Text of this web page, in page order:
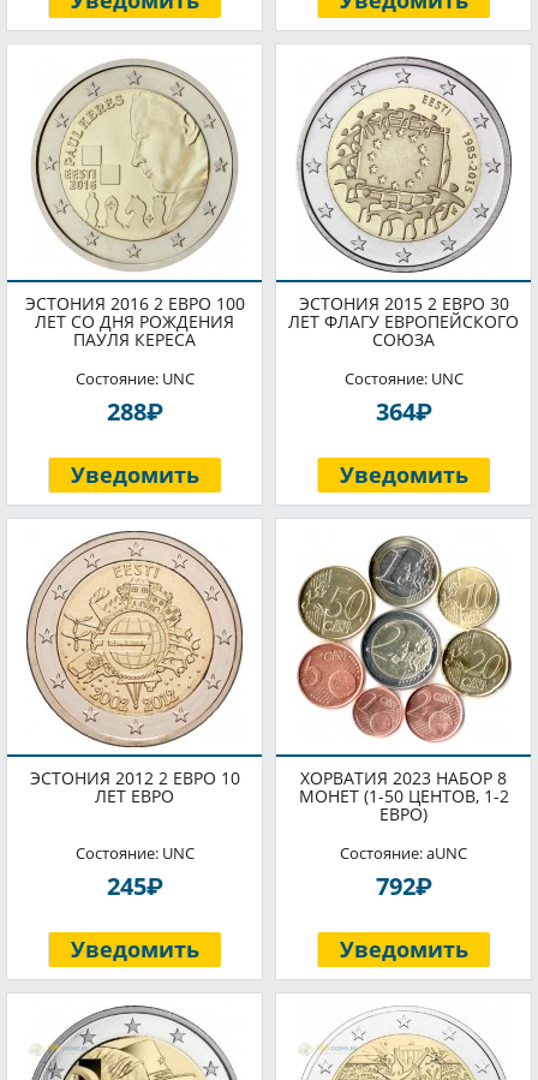
ЭСТОНИЯ 2016 2 ЕВРО 100
ЛЕТ СО ДНЯ РОЖДЕНИЯ
ПАУЛЯ КЕРЕСА
Состояние: UNC
288P
Уведомить
ЭСТОНИЯ 2015 2 ЕВРО 30
ЛЕТ ФЛАГУ ЕВРОПЕЙСКОГО
СОЮЗА
Состояние: UNC
364P
Уведомить
ЭСТОНИЯ 2012 2 ЕВРО 10
ЛЕТ ЕВРО
Состояние: UNC
245P
Уведомить
ХОРВАТИЯ 2023 НАБОР 8
МОНЕТ (1-50 ЦЕНТОВ, 1-2
ЕВРО)
Состояние: aUNC
792P
Уведомить